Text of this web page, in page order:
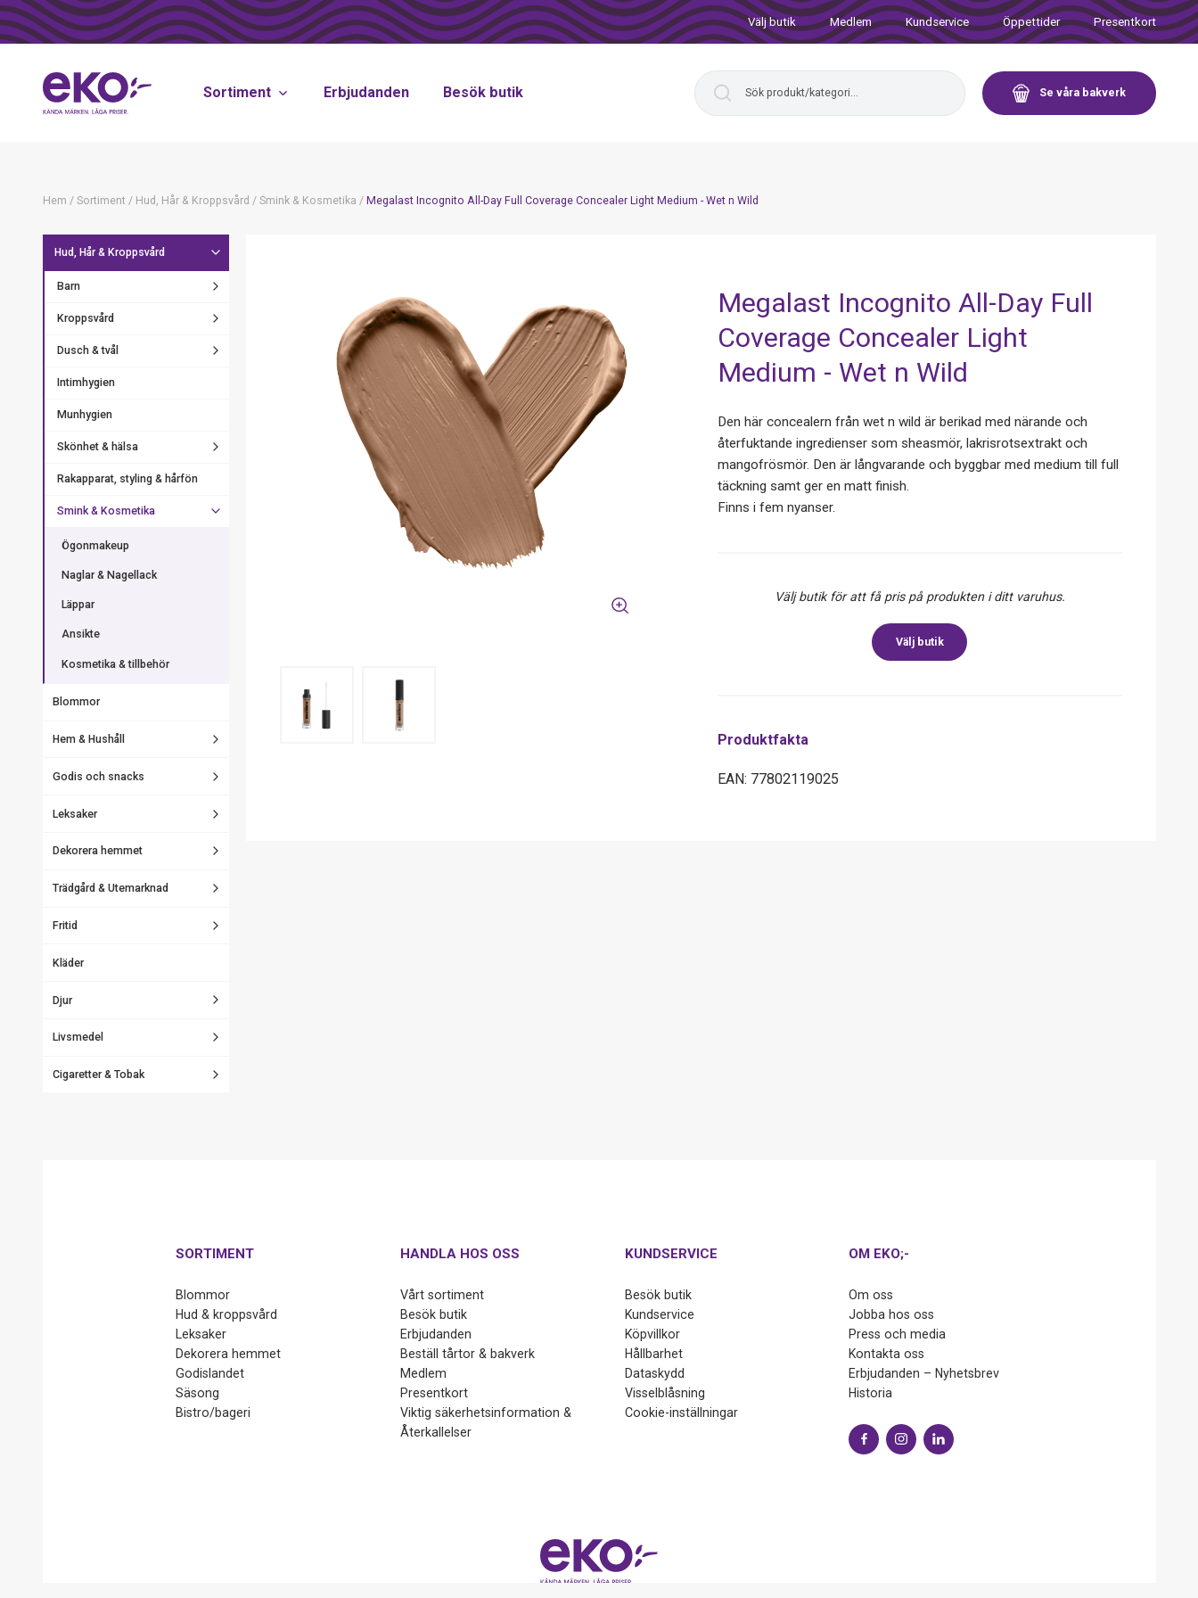
Välj butik Medlem Kundservice Öppettider Presentkort
Sortiment Erbjudanden Besök butik Se våra bakverk
Hem / Sortiment / Hud, Hår & Kroppsvård / Smink & Kosmetika / Megalast Incognito All-Day Full Coverage Concealer Light Medium - Wet n Wild
Hud, Hår & Kroppsvård
Barn
Kroppsvård
Dusch & tvål
Intimhygien
Munhygien
Skönhet & hälsa
Rakapparat, styling & hårfön
Smink & Kosmetika
Ögonmakeup
Naglar & Nagellack
Läppar
Ansikte
Kosmetika & tillbehör
Blommor
Hem & Hushåll
Godis och snacks
Leksaker
Dekorera hemmet
Trädgård & Utemarknad
Fritid
Kläder
Djur
Livsmedel
Cigaretter & Tobak
Megalast Incognito All-Day Full
Coverage Concealer Light
Medium - Wet n Wild
Den här concealern från wet n wild är berikad med närande och
återfuktande ingredienser som sheasmör, lakrisrotsextrakt och
mangofrösmör. Den är långvarande och byggbar med medium till full
täckning samt ger en matt finish.
Finns i fem nyanser.
Välj butik för att få pris på produkten i ditt varuhus.
Välj butik
Produktfakta
EAN: 77802119025
SORTIMENT
Blommor
Hud & kroppsvård
Leksaker
Dekorera hemmet
Godislandet
Säsong
Bistro/bageri
HANDLA HOS OSS
Vårt sortiment
Besök butik
Erbjudanden
Beställ tårtor & bakverk
Medlem
Presentkort
Viktig säkerhetsinformation &
Återkallelser
KUNDSERVICE
Besök butik
Kundservice
Köpvillkor
Hållbarhet
Dataskydd
Visselblåsning
Cookie-inställningar
OM EKO;-
Om oss
Jobba hos oss
Press och media
Kontakta oss
Erbjudanden – Nyhetsbrev
Historia